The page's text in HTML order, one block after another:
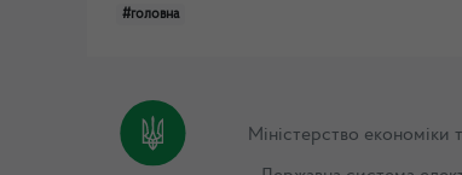
#головна
Міністерство економіки